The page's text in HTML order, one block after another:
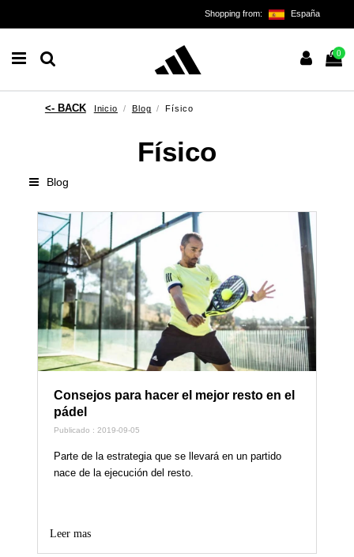
Shopping from: España
0
Inicio Blog Físico
Físico
Blog
Consejos para hacer el mejor resto en el
pádel
Publicado : 2019-09-05
Parte de la estrategia que se llevará en un partido
nace de la ejecución del resto.
Leer mas